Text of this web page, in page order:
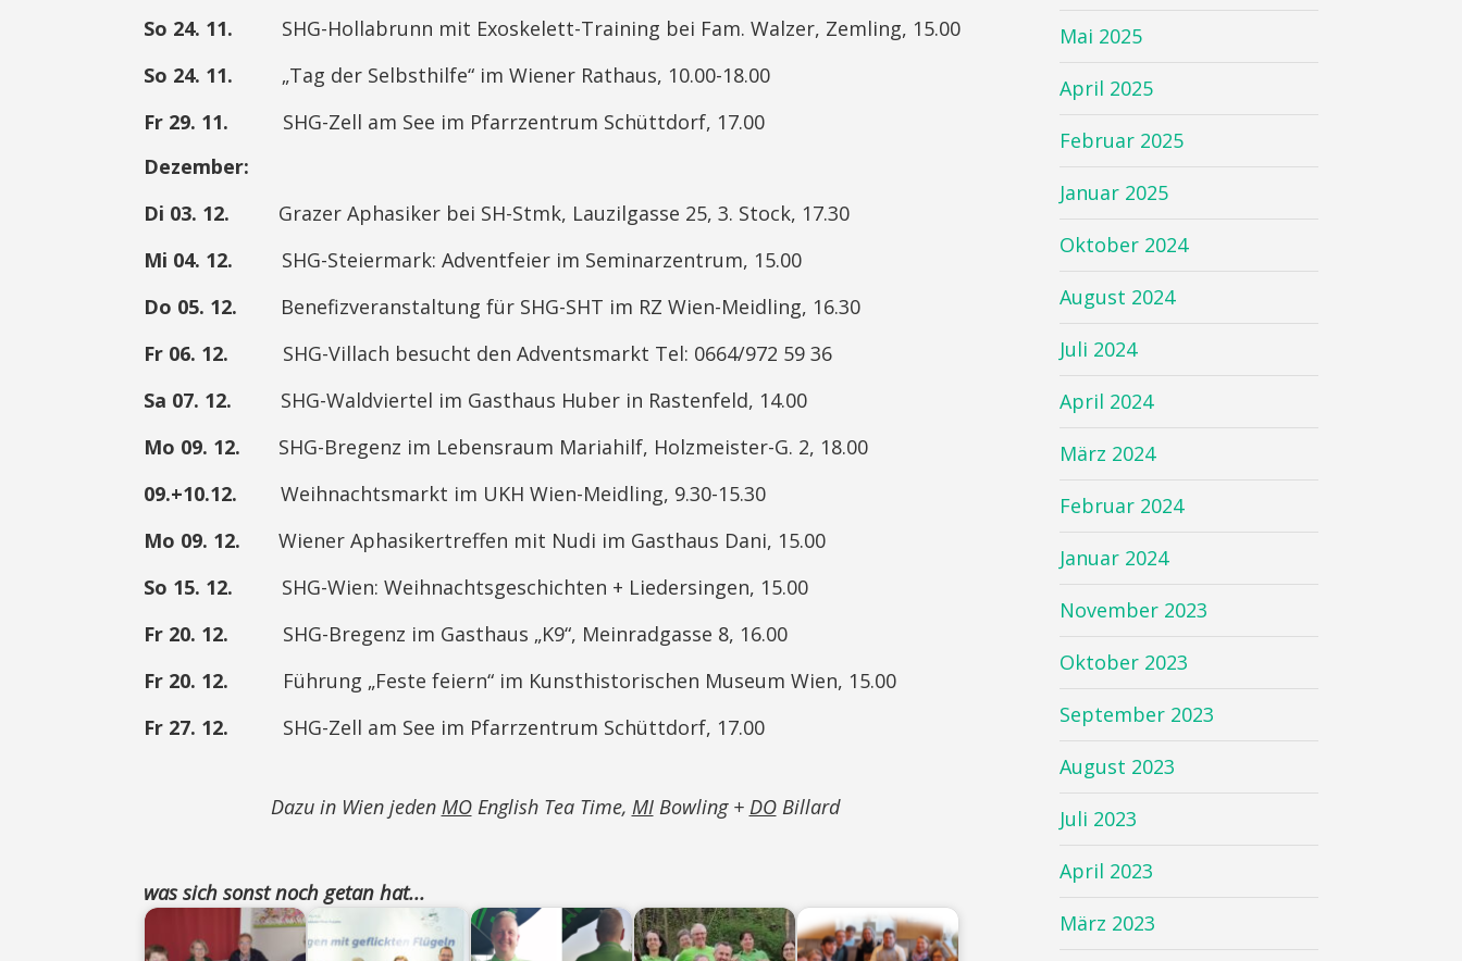
So 24. 11. SHG-Hollabrunn mit Exoskelett-Training bei Fam. Walzer, Zemling, 15.00
So 24. 11. „Tag der Selbsthilfe“ im Wiener Rathaus, 10.00-18.00
Fr 29. 11. SHG-Zell am See im Pfarrzentrum Schüttdorf, 17.00
Dezember:
Di 03. 12. Grazer Aphasiker bei SH-Stmk, Lauzilgasse 25, 3. Stock, 17.30
Mi 04. 12. SHG-Steiermark: Adventfeier im Seminarzentrum, 15.00
Do 05. 12. Benefizveranstaltung für SHG-SHT im RZ Wien-Meidling, 16.30
Fr 06. 12. SHG-Villach besucht den Adventsmarkt Tel: 0664/972 59 36
Sa 07. 12. SHG-Waldviertel im Gasthaus Huber in Rastenfeld, 14.00
Mo 09. 12. SHG-Bregenz im Lebensraum Mariahilf, Holzmeister-G. 2, 18.00
09.+10.12. Weihnachtsmarkt im UKH Wien-Meidling, 9.30-15.30
Mo 09. 12. Wiener Aphasikertreffen mit Nudi im Gasthaus Dani, 15.00
So 15. 12. SHG-Wien: Weihnachtsgeschichten + Liedersingen, 15.00
Fr 20. 12. SHG-Bregenz im Gasthaus „K9“, Meinradgasse 8, 16.00
Fr 20. 12. Führung „Feste feiern“ im Kunsthistorischen Museum Wien, 15.00
Fr 27. 12. SHG-Zell am See im Pfarrzentrum Schüttdorf, 17.00
Dazu in Wien jeden MOEnglish Tea Time, MIBowling + DOBillard
was sich sonst noch getan hat...
Mai 2025
April 2025
Februar 2025
Januar 2025
Oktober 2024
August 2024
Juli 2024
April 2024
März 2024
Februar 2024
Januar 2024
November 2023
Oktober 2023
September 2023
August 2023
Juli 2023
April 2023
März 2023